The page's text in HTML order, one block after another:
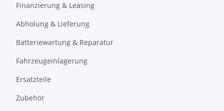
Finanzierung & Leasing
Abholung & Lieferung
Batteriewartung & Reparatur
Fahrzeugeinlagerung
Ersatzteile
Zubehör